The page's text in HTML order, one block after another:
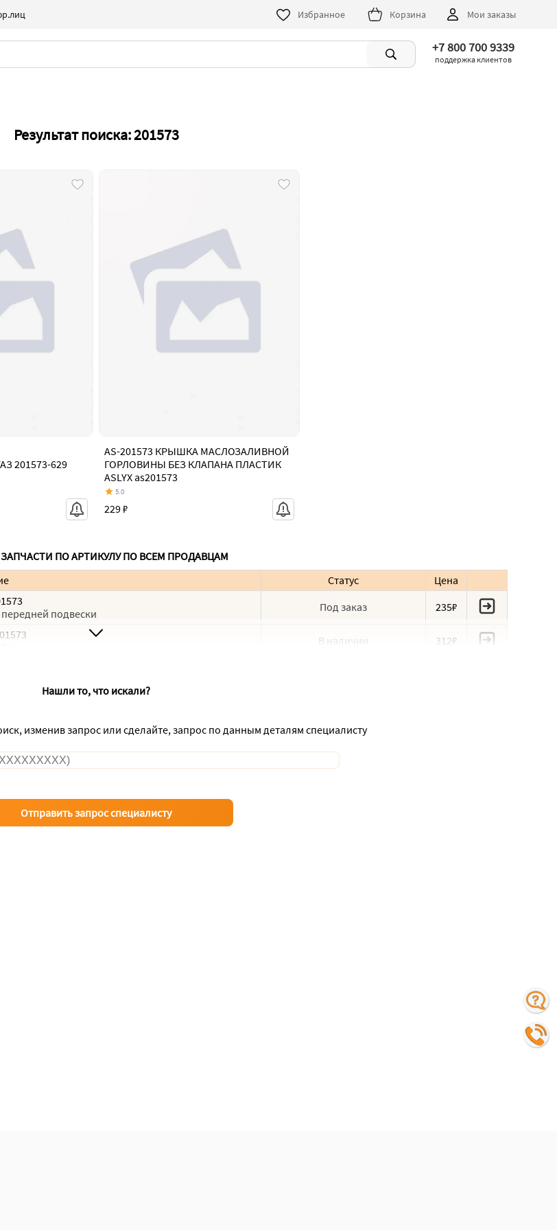
Избранное Корзина Мои заказы
+7 800 700 9339
поддержка клиентов
Результат поиска: 201573
201573-629
AS-201573 КРЫШКА МАСЛОЗАЛИВНОЙ
ГОРЛОВИНЫ БЕЗ КЛАПАНА ПЛАСТИК
ASLYX as201573
5.0
229 ₽
ПО АРТИКУЛУ ПО ВСЕМ ПРОДАВЦАМ
Статус
Цена
подвески
Под заказ
235₽
В наличии 312₽
Нашли то, что искали?
изменив запрос или сделайте, запрос по данным деталям специалисту